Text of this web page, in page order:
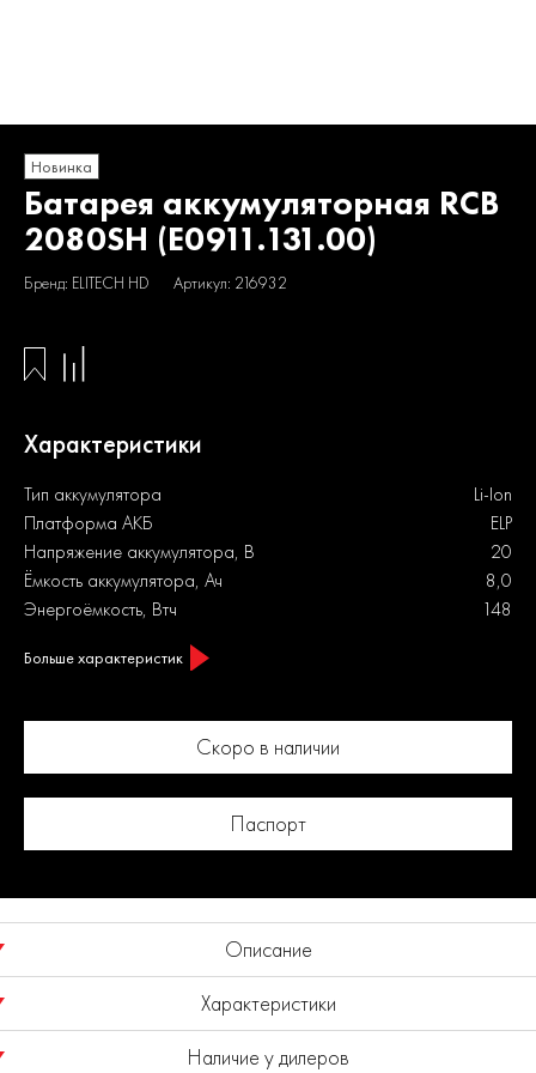
Новинка
Батарея аккумуляторная RCB
2080SH (E0911.131.00)
Бренд: ELITECH HD Артикул: 216932
Характеристики
Тип аккумулятора
Li-Ion
Платформа АКБ
ELP
Напряжение аккумулятора, В
20
Ёмкость аккумулятора, Ач
8,0
Энергоёмкость, Втч
148
Больше характеристик
Скоро в наличии
Паспорт
Описание
Назначение
Характеристики
Наличие у дилеров